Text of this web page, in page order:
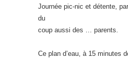
Journée pic-nic et détente,
du
coup aussi des … parents.
Ce plan d’eau, à 15 minutes